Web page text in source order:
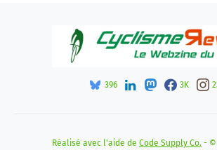
396 3K
Réalisé avec l'aide de Code Supply Co. - ©